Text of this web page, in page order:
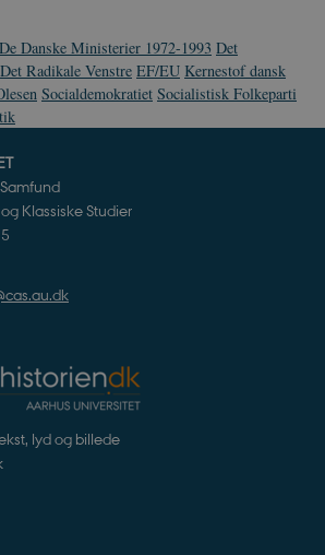
De Danske Ministerier 1972-1993 Det
Det Radikale Venstre EF/EU Kernestof dansk
Socialdemokratiet Socialistisk Folkeparti
Klassiske Studier
lyd og billede